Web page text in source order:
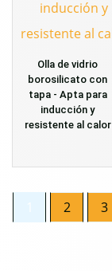
Olla de vidrio
borosilicato con
tapa - Apta para
inducción y
resistente al calor
2 3